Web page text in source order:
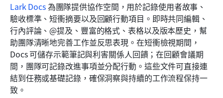
Lark Docs 為團隊提供協作空間，用於記錄使用者故事、
驗收標準、短衝摘要以及回顧行動項目。即時共同編輯、
行內評論、@提及、豐富的格式、表格以及版本歷史，幫
助團隊清晰地完善工作並反思表現。在短衝檢視期間，
Docs 可儲存示範筆記與利害關係人回饋；在回顧會議期
間，團隊可記錄改進事項並分配行動。這些文件可直接連
結到任務或基礎記錄，確保洞察與持續的工作流程保持一
致。